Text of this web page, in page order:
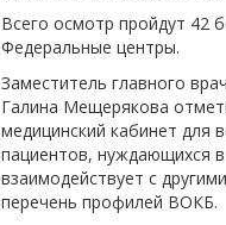
Всего осмотр пройдут 42
Федеральные центры.
Заместитель главного
Галина Мещерякова
медицинский кабинет для
пациентов, нуждающихся
взаимодействует с
перечень профилей ВОКБ.